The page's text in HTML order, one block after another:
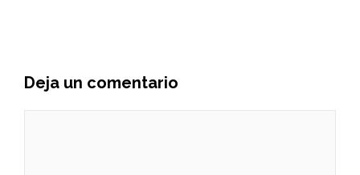
Deja un comentario